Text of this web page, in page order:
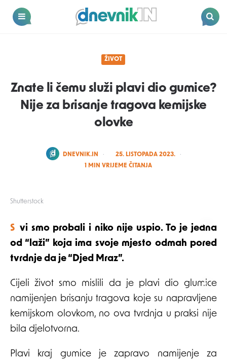
Dnevnik.in
Shutterstock
ŽIVOT
Znate li čemu služi plavi dio gumice?
Nije za brisanje tragova kemijske
olovke
POSTED
DNEVNIK.IN
25. LISTOPADA 2023.
1 MIN VRIJEME ČITANJA
Svi smo probali i niko nije uspio. To je jedna
od “laži” koja ima svoje mjesto odmah pored
tvrdnje da je “Djed Mraz”.
Cijeli život smo mislili da je plavi dio glumice
namijenjen brisanju tragova koje su napravljene
kemijskom olovkom, no ova tvrdnja u praksi nije
bila djelotvorna.
Plavi kraj gumice je zapravo namijenje za